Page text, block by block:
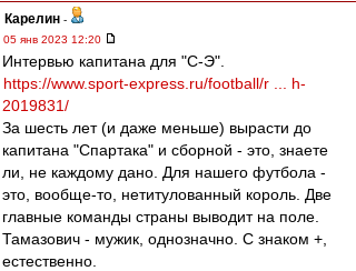
Карелин -
05 янв 2023 12:20
Интервью капитана для "С-Э".
https://www.sport-express.ru/football/r ... h-
2019831/
За шесть лет (и даже меньше) вырасти до
капитана "Спартака" и сборной - это, знаете
ли, не каждому дано. Для нашего футбола -
это, вообще-то, нетитулованный король. Две
главные команды страны выводит на поле.
Тамазович - мужик, однозначно. С знаком +,
естественно.